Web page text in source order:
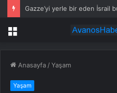
Menü
Anasayfa /Yaşam
Yaşam